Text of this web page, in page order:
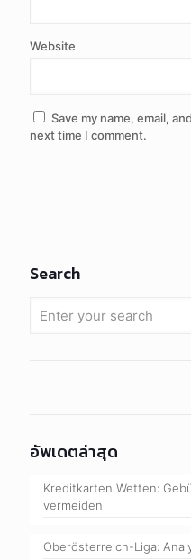
Website
Save my name, email,
next time I comment.
Search
อัพเดตล่าสุด
Kreditkarten Wetten:
vermeiden
Oberösterreich-Liga: